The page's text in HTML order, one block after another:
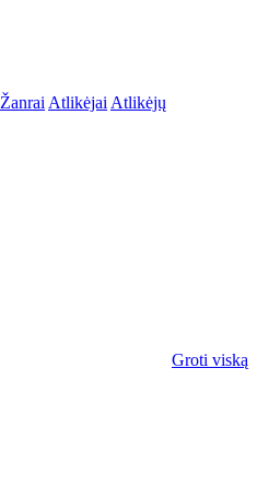
Žanrai Atlikėjai Atlikėjų
Groti viską